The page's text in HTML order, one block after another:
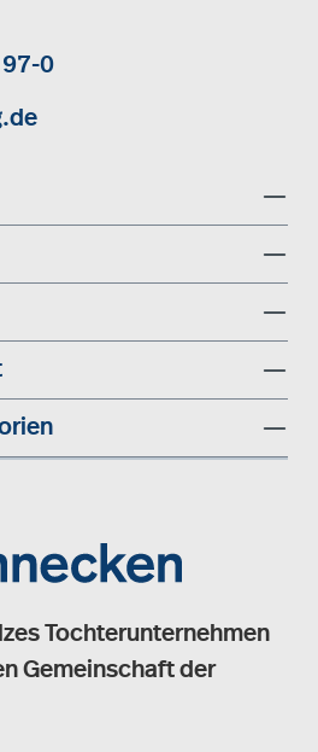
0
Tochterunternehmen
Gemeinschaft der